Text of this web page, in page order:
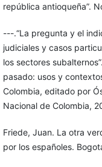
república antioqueña”.
---.“La pregunta y el
judiciales y casos
los sectores
pasado: usos y
Colombia, editado por
Nacional de Colombia,
Friede, Juan. La otra
por los españoles.